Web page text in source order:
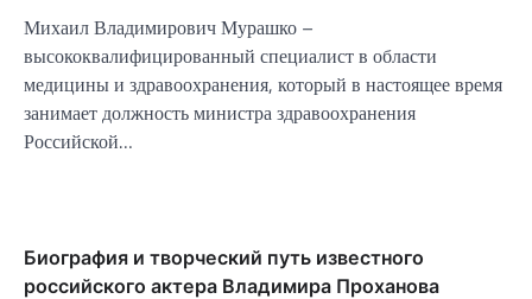
Михаил Владимирович Мурашко –
высококвалифицированный специалист в области
медицины и здравоохранения, который в настоящее время
занимает должность министра здравоохранения
Российской…
Биография и творческий путь известного
российского актера Владимира Проханова